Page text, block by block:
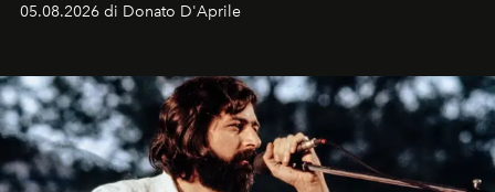
Kate, Claudia e Carla una dietro l'altra. Trent'anni dopo,
uno dei documenti più contemporanei che abbiamo.
05.08.2026 di Donato D'Aprile